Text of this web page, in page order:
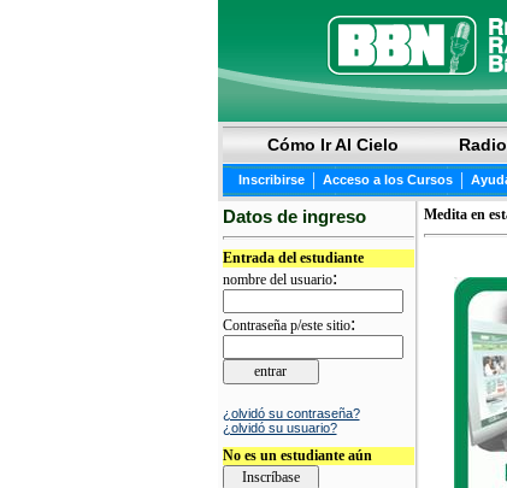
Cómo Ir Al Cielo Radio
Inscribirse | Acceso a los Cursos |
Datos de ingreso
Entrada del estudiante
nombre del usuario:
Contraseña p/este sitio:
¿olvidó su contraseña?
¿olvidó su usuario?
No es un estudiante aún
Medita en